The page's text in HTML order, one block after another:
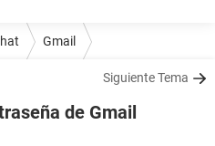
Gmail
Siguiente Tema
de Gmail